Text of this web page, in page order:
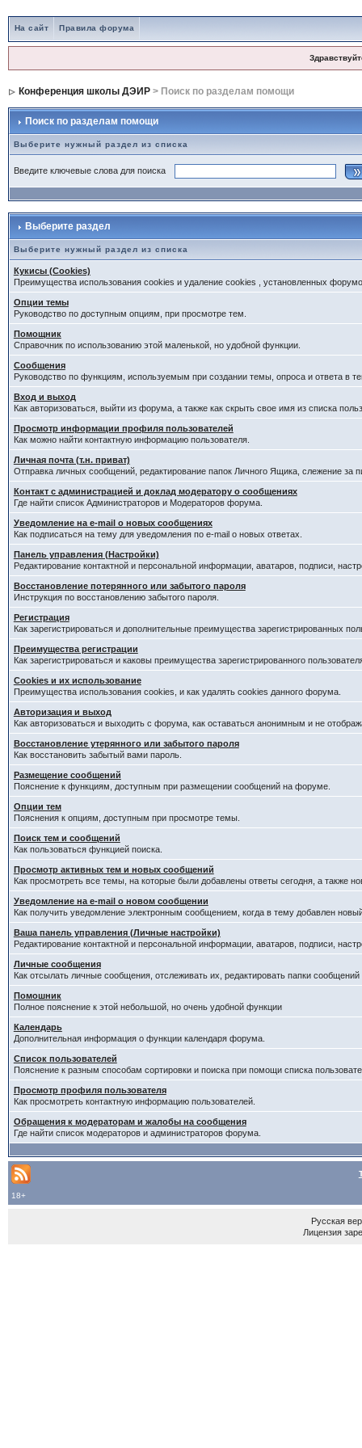
На сайт Правила форума
Конференция школы ДЭИР> Поиск по разделам помощи
Поиск по разделам помощи
Выберите нужный раздел из списка
Введите ключевые слова для поиска
Выберите раздел
Выберите нужный раздел из списка
Кукисы (Cookies)
Преимущества использования cookies и удаление cookies , установленных
Опции темы
Руководство по доступным опциям, при просмотре тем.
Помощник
Справочник по использованию этой маленькой, но удобной функции.
Сообщения
Руководство по функциям, используемым при создании темы, опроса и ответа в
Вход и выход
Как авторизоваться, выйти из форума, а также как скрыть свое имя из списка
Просмотр информации профиля пользователей
Как можно найти контактную информацию пользователя.
Личная почта (т.н. приват)
Отправка личных сообщений, редактирование папок Личного Ящика, слежение за
Контакт с администрацией и доклад модератору о сообщениях
Где найти список Администраторов и Модераторов форума.
Уведомление на e-mail о новых сообщениях
Как подписаться на тему для уведомления по e-mail о новых ответах.
Панель управления (Настройки)
Редактирование контактной и персональной информации, аватаров, подписи,
Восстановление потерянного или забытого пароля
Инструкция по восстановлению забытого пароля.
Регистрация
Как зарегистрироваться и дополнительные преимущества зарегистрированных
Преимущества регистрации
Как зарегистрироваться и каковы преимущества зарегистрированного
Cookies и их использование
Преимущества использования cookies, и как удалять cookies данного форума.
Авторизация и выход
Как авторизоваться и выходить с форума, как оставаться анонимным и не
Восстановление утерянного или забытого пароля
Как восстановить забытый вами пароль.
Размещение сообщений
Пояснение к функциям, доступным при размещении сообщений на форуме.
Опции тем
Пояснения к опциям, доступным при просмотре темы.
Поиск тем и сообщений
Как пользоваться функцией поиска.
Просмотр активных тем и новых сообщений
Как просмотреть все темы, на которые были добавлены ответы сегодня, а также
Уведомление на е-mail о новом сообщении
Как получить уведомление электронным сообщением, когда в тему добавлен
Ваша панель управления (Личные настройки)
Редактирование контактной и персональной информации, аватаров, подписи,
Личные сообщения
Как отсылать личные сообщения, отслеживать их, редактировать папки
Помошник
Полное пояснение к этой небольшой, но очень удобной функции
Календарь
Дополнительная информация о функции календаря форума.
Список пользователей
Пояснение к разным способам сортировки и поиска при помощи списка
Просмотр профиля пользователя
Как просмотреть контактную информацию пользователей.
Обращения к модераторам и жалобы на сообщения
Где найти список модераторов и администраторов форума.
18+
Русская
Лицензия